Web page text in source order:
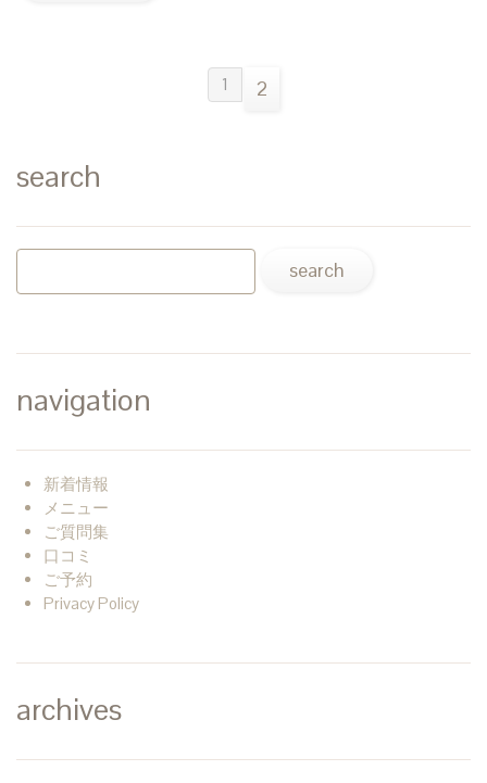
1 2
search
navigation
新着情報
メニュー
ご質問集
口コミ
ご予約
Privacy Policy
archives